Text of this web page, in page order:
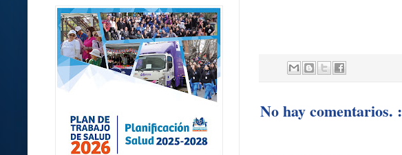
No hay comentarios. :